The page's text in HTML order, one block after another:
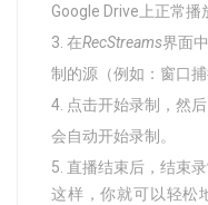
Google Drive上正常播
在RecStreams界面
制的源（例如：窗口捕
点击开始录制，然
会自动开始录制。
直播结束后，结束
这样，你就可以轻松